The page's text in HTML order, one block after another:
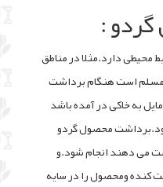
:
دارد.مثلا در مناطق
مسلم است هنگام برداشت
به خاکی در آمده باشد
محصول گردو
می دهند انجام شود.و
کنده ومحصول را در سایه